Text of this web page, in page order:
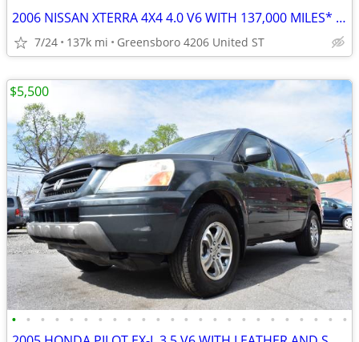
2006 NISSAN XTERRA 4X4 4.0 V6 WITH 137,000 MILES* EXCELLENT CONDITION
7/24 137k mi Greensboro 4206 United ST
• • • • • • • • • • • • • • • • • • • • • • • •
$5,500